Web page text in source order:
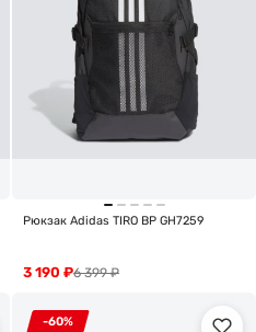
Рюкзак Adidas TIRO BP GH7259
6 399₽
3 190 ₽
-60%